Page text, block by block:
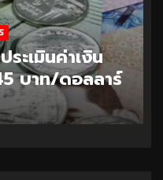
ะเมินค่าเงิน
บาท/ดอลลาร์